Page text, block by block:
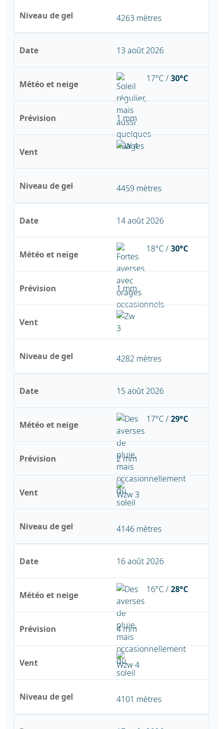
Niveau de gel 4263 mètres
Date
Météo et neige
Prévision
Vent
Niveau de gel
13 août 2026
17°C /30°C
1 mm
4459 mètres
Date
Météo et neige
Prévision
Vent
Niveau de gel
14 août 2026
18°C /30°C
1 mm
4282 mètres
Date
Météo et neige
Prévision
Vent
Niveau de gel
15 août 2026
17°C /29°C
2 mm
4146 mètres
Date
Météo et neige
Prévision
Vent
Niveau de gel
16 août 2026
16°C /28°C
4 mm
4101 mètres